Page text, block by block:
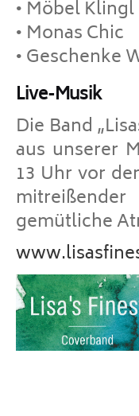
• Möbel Klingl
• Monas Chic
• Geschenke
Live-Musik
Die Band
aus unserer
13 Uhr vor
gemütliche